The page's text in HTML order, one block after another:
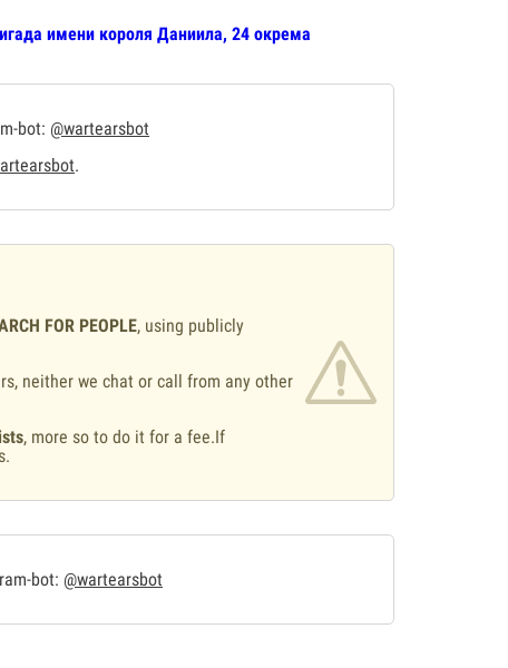
имени короля Даниила, 24 окрема
bot: @wartearsbot
.
FOR PEOPLE, using publicly
neither we chat or call from any other
, more so to do it for a fee.If
bot: @wartearsbot